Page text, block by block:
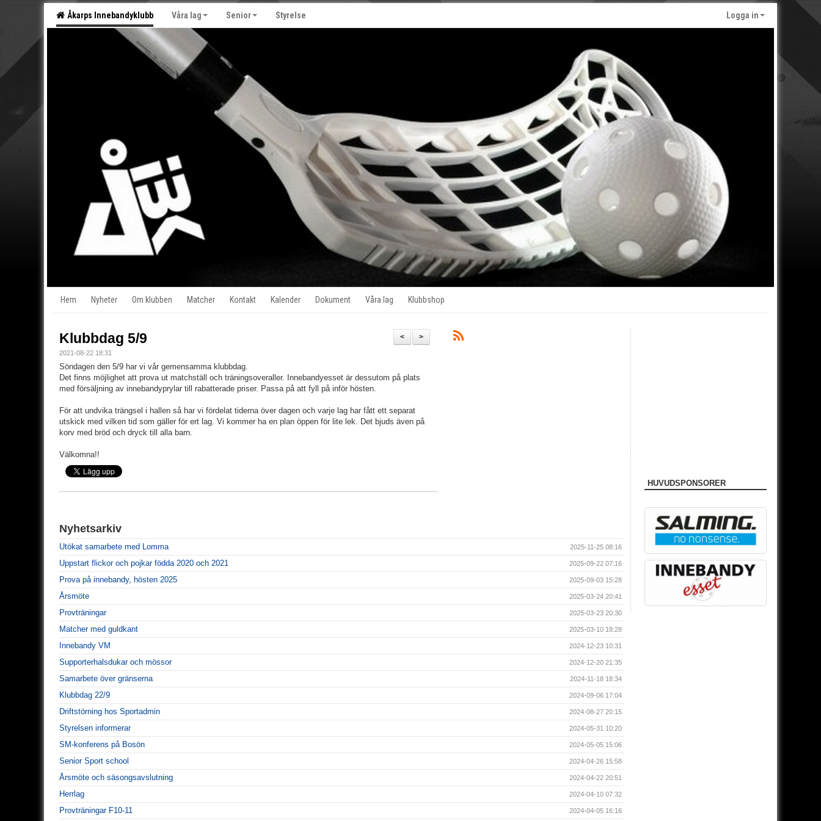
Åkarps Innebandyklubb Våra lag Senior Styrelse Logga in
Hem Nyheter Om klubben Matcher Kontakt Kalender Dokument Våra lag Klubbshop
>
<
Klubbdag 5/9
2021-08-22 18:31
Söndagen den 5/9 har vi vår gemensamma klubbdag.
Det finns möjlighet att prova ut matchställ och träningsoveraller. Innebandyesset är dessutom på plats
med försäljning av innebandyprylar till rabatterade priser. Passa på att fyll på inför hösten.
För att undvika trängsel i hallen så har vi fördelat tiderna över dagen och varje lag har fått ett separat
utskick med vilken tid som gäller för ert lag. Vi kommer ha en plan öppen för lite lek. Det bjuds även på
korv med bröd och dryck till alla barn.
Välkomna!!
Nyhetsarkiv
Utökat samarbete med Lomma 2025-11-25 08:16
Uppstart flickor och pojkar födda 2020 och 2021 2025-09-22 07:16
Prova på innebandy, hösten 2025 2025-09-03 15:28
Årsmöte 2025-03-24 20:41
Provträningar 2025-03-23 20:30
Matcher med guldkant 2025-03-10 18:28
Innebandy VM 2024-12-23 10:31
Supporterhalsdukar och mössor 2024-12-20 21:35
Samarbete över gränserna 2024-11-18 18:34
Klubbdag 22/9 2024-09-06 17:04
Driftstörning hos Sportadmin 2024-08-27 20:15
Styrelsen informerar 2024-05-31 10:20
SM-konferens på Bosön 2024-05-05 15:06
Senior Sport school 2024-04-26 15:58
Årsmöte och säsongsavslutning 2024-04-22 20:51
Herrlag 2024-04-10 07:32
Provträningar F10-11 2024-04-05 16:16
HUVUDSPONSORER